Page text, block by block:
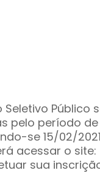
Público
pelo período
se 15/02/
acessar o site:
sua